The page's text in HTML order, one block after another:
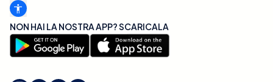
NON HAI LA NOSTRA APP? SCARICALA